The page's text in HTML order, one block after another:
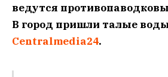
ведутся
В город пришли талые
Centralmedia24.